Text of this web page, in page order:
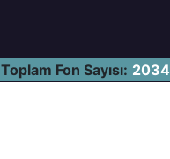
Toplam Fon Sayısı: 2034